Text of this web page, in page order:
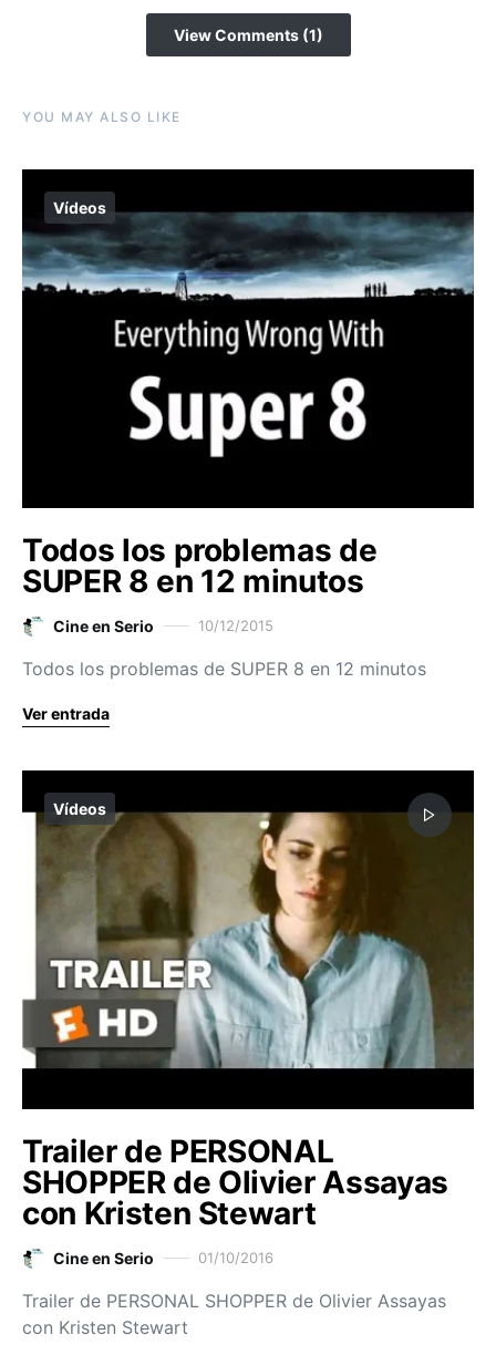
View Comments (1)
YOU MAY ALSO LIKE
Vídeos
Todos los problemas de
SUPER 8 en 12 minutos
Cine en Serio 10/12/2015
Todos los problemas de SUPER 8 en 12 minutos
Ver entrada
Vídeos
Trailer de PERSONAL
SHOPPER de Olivier Assayas
con Kristen Stewart
Cine en Serio 01/10/2016
Trailer de PERSONAL SHOPPER de Olivier Assayas
con Kristen Stewart